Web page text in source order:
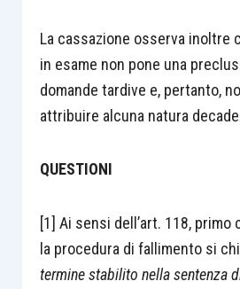
La cassazione osserva inoltre
in esame non pone una
domande tardive e, pertanto,
attribuire alcuna natura
QUESTIONI
[1] Ai sensi dell’art. 118, primo
la procedura di fallimento si
termine stabilito nella sentenza